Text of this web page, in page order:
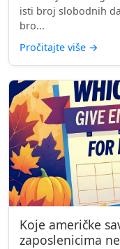
isti broj slobodnih
bro...
Pročitajte više →
Koje američke
zaposlenicima